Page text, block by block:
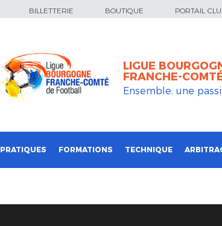
BILLETTERIE BOUTIQUE PORTAIL
LIGUE
FRANCHE-
Ensemble, une
PRATIQUES FORMATIONS TECHNIQUE